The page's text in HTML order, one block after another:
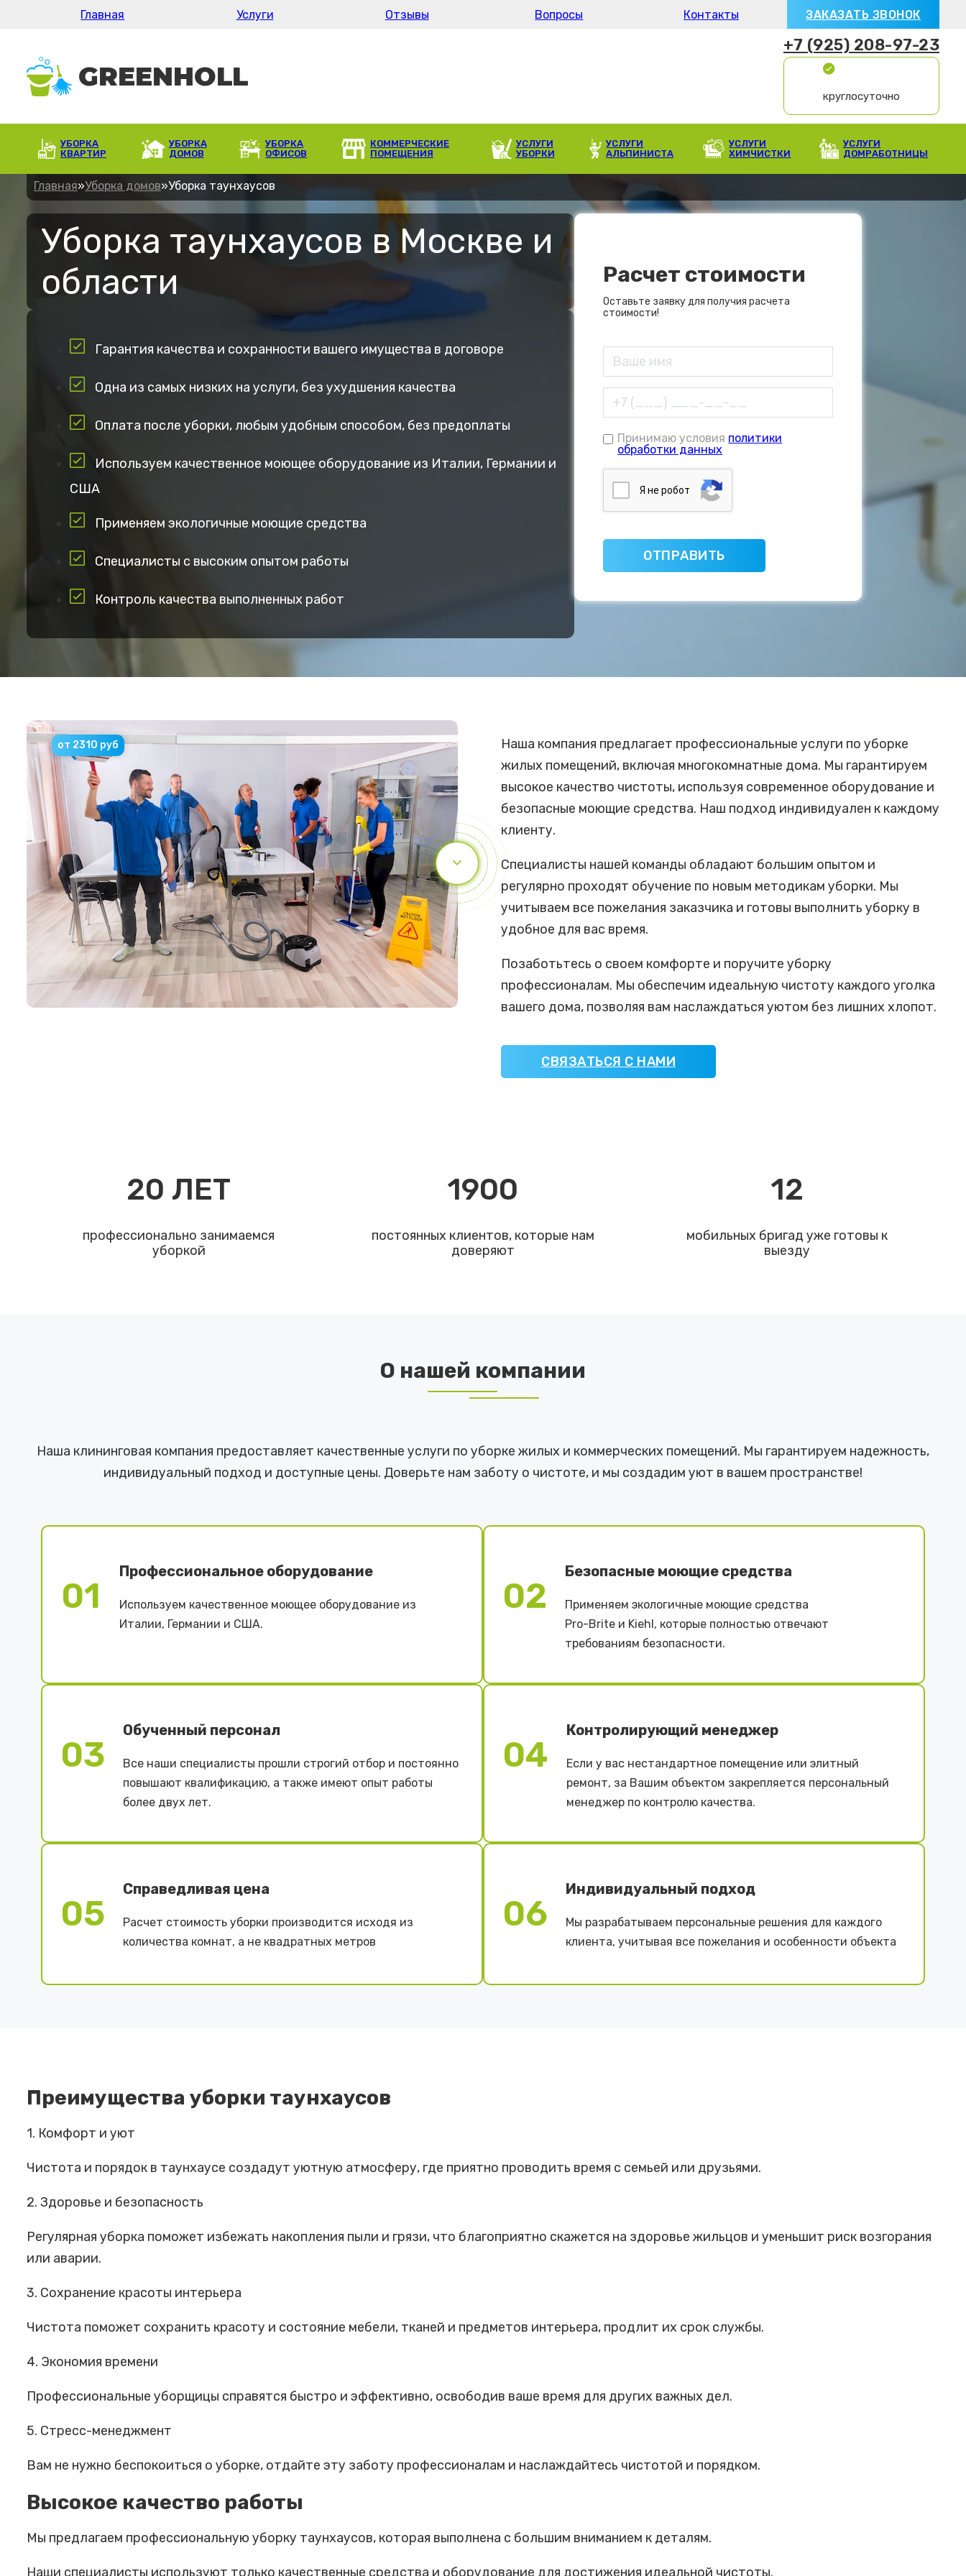
Главная Услуги Отзывы Вопросы Контакты ЗАКАЗАТЬ ЗВОНОК
+7 (925) 208-97-23
круглосуточно
УБОРКА
КВАРТИР
УБОРКА
ДОМОВ
УБОРКА
ОФИСОВ
КОММЕРЧЕСКИЕ
ПОМЕЩЕНИЯ
УСЛУГИ
УБОРКИ
УСЛУГИ
АЛЬПИНИСТА
УСЛУГИ
ХИМЧИСТКИ
УСЛУГИ
ДОМРАБОТНИЦЫ
Главная»Уборка домов»Уборка таунхаусов
Уборка таунхаусов в Москве и
области
Гарантия качества и сохранности вашего имущества в договоре
Одна из самых низких на услуги, без ухудшения качества
Оплата после уборки, любым удобным способом, без предоплаты
Используем качественное моющее оборудование из Италии, Германии и
США
Применяем экологичные моющие средства
Специалисты с высоким опытом работы
Контроль качества выполненных работ
Расчет стоимости
Оставьте заявку для получия расчета
стоимости!
Принимаю условия политики
обработки данных
Я нe poбoт
от 2310 руб
Наша компания предлагает профессиональные услуги по уборке
жилых помещений, включая многокомнатные дома. Мы гарантируем
высокое качество чистоты, используя современное оборудование и
безопасные моющие средства. Наш подход индивидуален к каждому
клиенту.
Специалисты нашей команды обладают большим опытом и
регулярно проходят обучение по новым методикам уборки. Мы
учитываем все пожелания заказчика и готовы выполнить уборку в
удобное для вас время.
Позаботьтесь о своем комфорте и поручите уборку
профессионалам. Мы обеспечим идеальную чистоту каждого уголка
вашего дома, позволяя вам наслаждаться уютом без лишних хлопот.
СВЯЗАТЬСЯ С НАМИ
20 ЛЕТ
профессионально занимаемся
уборкой
1900
постоянных клиентов, которые нам
доверяют
12
мобильных бригад уже готовы к
выезду
О нашей компании
Наша клининговая компания предоставляет качественные услуги по уборке жилых и коммерческих помещений. Мы гарантируем надежность,
индивидуальный подход и доступные цены. Доверьте нам заботу о чистоте, и мы создадим уют в вашем пространстве!
01
Профессиональное оборудование
Используем качественное моющее оборудование из
Италии, Германии и США.
02
Безопасные моющие средства
Применяем экологичные моющие средства
Pro-Brite и Kiehl, которые полностью отвечают
требованиям безопасности.
03
Обученный персонал
Все наши специалисты прошли строгий отбор и постоянно
повышают квалификацию, а также имеют опыт работы
более двух лет.
04
Контролирующий менеджер
Если у вас нестандартное помещение или элитный
ремонт, за Вашим объектом закрепляется персональный
менеджер по контролю качества.
05
Справедливая цена
Расчет стоимость уборки производится исходя из
количества комнат, а не квадратных метров
06
Индивидуальный подход
Мы разрабатываем персональные решения для каждого
клиента, учитывая все пожелания и особенности объекта
Преимущества уборки таунхаусов
1. Комфорт и уют
Чистота и порядок в таунхаусе создадут уютную атмосферу, где приятно проводить время с семьей или друзьями.
2. Здоровье и безопасность
Регулярная уборка поможет избежать накопления пыли и грязи, что благоприятно скажется на здоровье жильцов и уменьшит риск возгорания
или аварии.
3. Сохранение красоты интерьера
Чистота поможет сохранить красоту и состояние мебели, тканей и предметов интерьера, продлит их срок службы.
4. Экономия времени
Профессиональные уборщицы справятся быстро и эффективно, освободив ваше время для других важных дел.
5. Стресс-менеджмент
Вам не нужно беспокоиться о уборке, отдайте эту заботу профессионалам и наслаждайтесь чистотой и порядком.
Высокое качество работы
Мы предлагаем профессиональную уборку таунхаусов, которая выполнена с большим вниманием к деталям.
Наши специалисты используют только качественные средства и оборудование для достижения идеальной чистоты.